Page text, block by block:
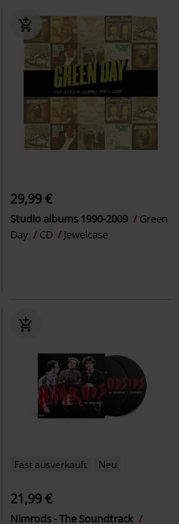
29,99 €
Studio albums 1990-2009
Green
Day
CD Jewelcase
Fast ausverkauft Neu
21,99 €
Nimrods - The Soundtrack